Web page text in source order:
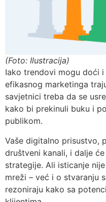
(Foto: Ilustracija)
Iako trendovi mogu doći
efikasnog marketinga
savjetnici treba da se
kako bi prekinuli buku i
publikom.
Vaše digitalno prisustvo,
društveni kanali, i dalje
strategije. Ali isticanje
mreži – već i o stvaranju
rezoniraju kako sa